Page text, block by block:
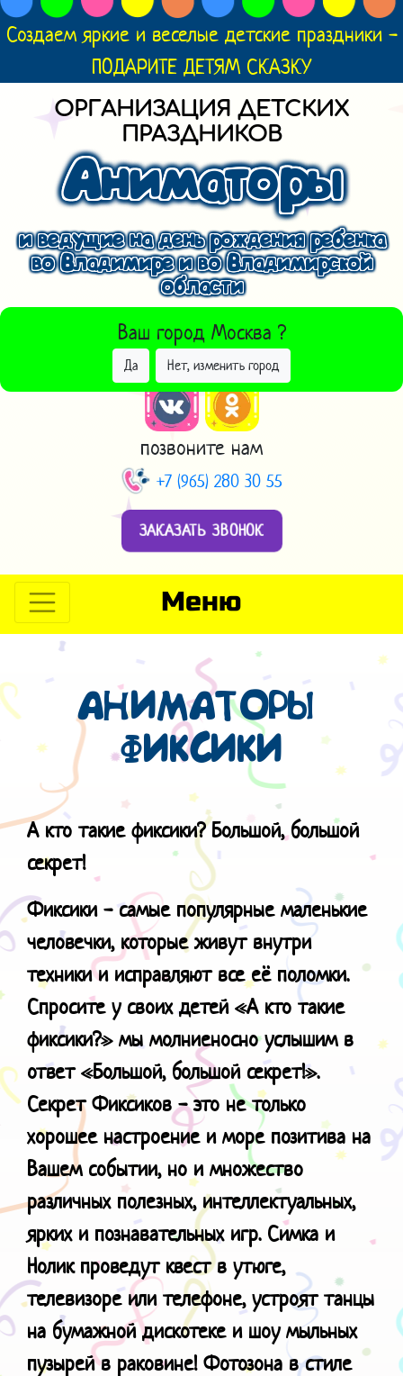
Создаем яркие и веселые детские праздники -
ПОДАРИТЕ ДЕТЯМ СКАЗКУ
ОРГАНИЗАЦИЯ ДЕТСКИХ
ПРАЗДНИКОВ
Аниматоры
и ведущие на день рождения ребенка
во Владимире и во Владимирской
области
Ваш город Москва ?
Да Нет, изменить город
ВЫБРАТЬ ДРУГОЙ ГОРОД
позвоните нам
+7 (965) 280 30 55
ЗАКАЗАТЬ ЗВОНОК
Меню
АНИМАТОРЫ
ФИКСИКИ
А кто такие фиксики? Большой, большой
секрет!
Фиксики - самые популярные маленькие
человечки, которые живут внутри
техники и исправляют все её поломки.
Спросите у своих детей «А кто такие
фиксики?» мы молниеносно услышим в
ответ «Большой, большой секрет!».
Секрет Фиксиков - это не только
хорошее настроение и море позитива на
Вашем событии, но и множество
различных полезных, интеллектуальных,
ярких и познавательных игр. Симка и
Нолик проведут квест в утюге,
телевизоре или телефоне, устроят танцы
на бумажной дискотеке и шоу мыльных
пузырей в раковине! Фотозона в стиле